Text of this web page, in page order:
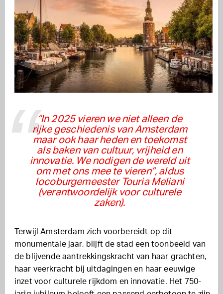
“In 2025 vieren we niet alleen de
rijke geschiedenis van Amsterdam
maar ook haar heden en toekomst
als baken van cultuur, vrijheid en
innovatie. We nodigen de wereld uit
om met ons mee te vieren”, aldus
locoburgemeester Touria Meliani
(verantwoordelijk voor culturele
zaken).
Terwijl Amsterdam zich voorbereidt op dit
monumentale jaar, blijft de stad een toonbeeld van
de blijvende aantrekkingskracht van haar grachten,
haar veerkracht bij uitdagingen en haar eeuwige
inzet voor culturele rijkdom en innovatie. Het 750-